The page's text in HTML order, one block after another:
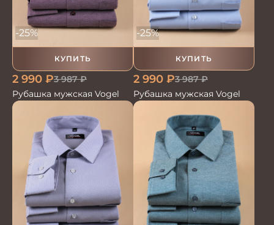
КУПИТЬ
-25%
2 990 ₽3 987₽
Рубашка мужская Vogel
КУПИТЬ
-25%
2 990 ₽3 987₽
Рубашка мужская Vogel